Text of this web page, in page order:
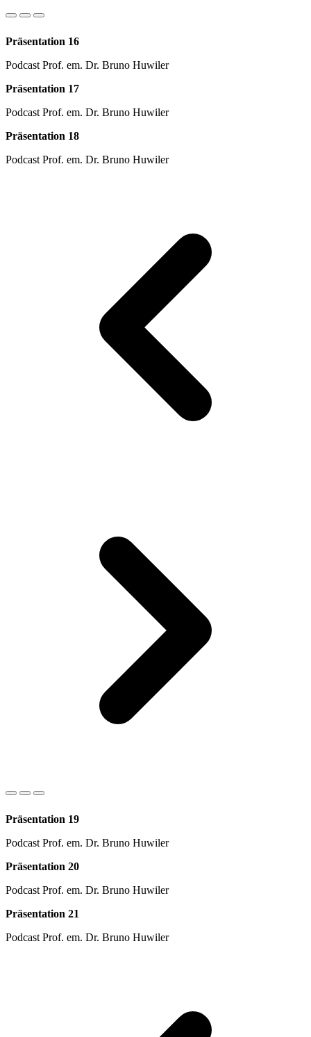
Präsentation 16
Podcast Prof. em. Dr. Bruno Huwiler
Präsentation 17
Podcast Prof. em. Dr. Bruno Huwiler
Präsentation 18
Podcast Prof. em. Dr. Bruno Huwiler
Präsentation 19
Podcast Prof. em. Dr. Bruno Huwiler
Präsentation 20
Podcast Prof. em. Dr. Bruno Huwiler
Präsentation 21
Podcast Prof. em. Dr. Bruno Huwiler